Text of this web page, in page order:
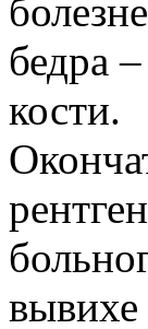
бедра
кости.
вывихе